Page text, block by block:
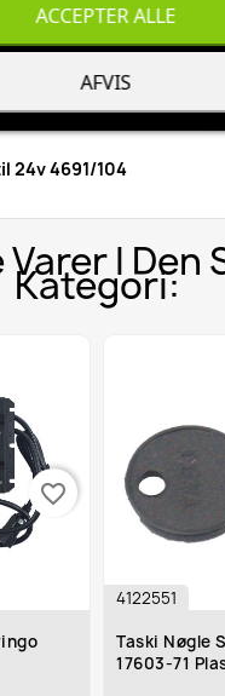
Produktoplysninger
24v 4691/104
Varer I Den
Kategori:
favorite_border
4122551
Taski Nøgle
17603-71
AFVIS
ACCEPTER ALLE